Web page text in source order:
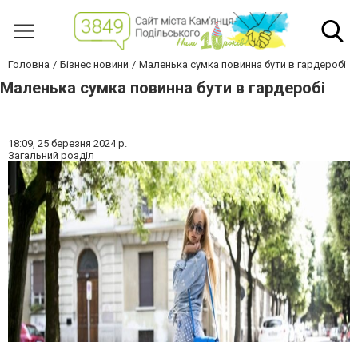
Головна Бізнес новини Маленька сумка повинна бути в гардеробі
Маленька сумка повинна бути в гардеробі
18:09, 25 березня 2024 р.
Загальний розділ